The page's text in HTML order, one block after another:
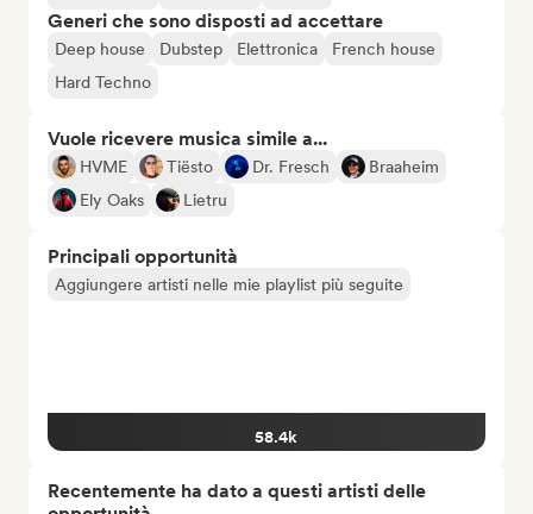
Generi che sono disposti ad accettare
Deep house Dubstep Elettronica
French house
Hard Techno
Vuole ricevere musica simile a...
HVME Tiësto Dr. Fresch
Braaheim
Ely Oaks
Lietru
Principali opportunità
Aggiungere artisti nelle mie playlist più seguite
58.4k
Recentemente ha dato a questi artisti delle